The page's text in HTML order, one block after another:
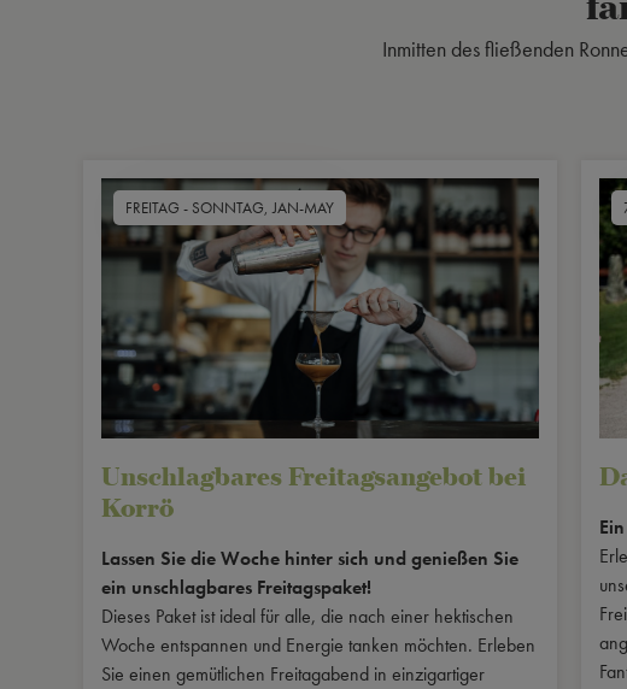
Inmitten des fließenden
FREITAG - SONNTAG, JAN-MAY
Unschlagbares Freitagsangebot bei
Korrö
Lassen Sie die Woche hinter sich und genießen Sie
ein unschlagbares Freitagspaket!
Dieses Paket ist ideal für alle, die nach einer hektischen
Woche entspannen und Energie tanken möchten. Erleben
Sie einen gemütlichen Freitagabend in einzigartiger